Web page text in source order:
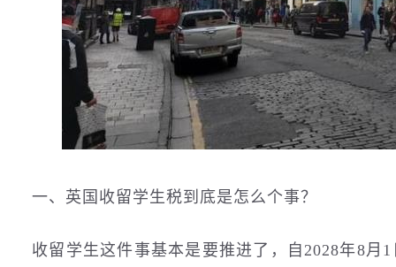
一、英国收留学生税到底是怎么个事？
收留学生这件事基本是要推进了，自2028年8月